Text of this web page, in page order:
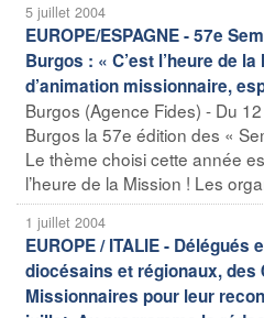
5 juillet 2004
EUROPE/ESPAGNE - 57e
Burgos : « C’est l’heure de
d’animation missionnaire,
Burgos (Agence Fides) - Du
Burgos la 57e édition des «
Le thème choisi cette année
l’heure de la Mission ! Les
1 juillet 2004
EUROPE / ITALIE -
diocésains et régionaux,
Missionnaires pour leur